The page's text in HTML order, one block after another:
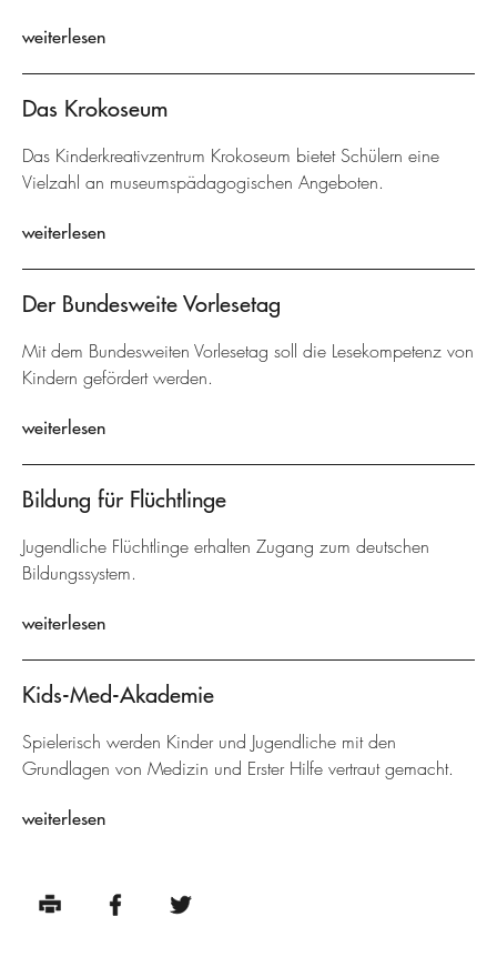
weiterlesen
Das Krokoseum
Das Kinderkreativzentrum Krokoseum bietet Schülern eine
Vielzahl an museumspädagogischen Angeboten.
weiterlesen
Der Bundesweite Vorlesetag
Mit dem Bundesweiten Vorlesetag soll die Lesekompetenz von
Kindern gefördert werden.
weiterlesen
Bildung für Flüchtlinge
Jugendliche Flüchtlinge erhalten Zugang zum deutschen
Bildungssystem.
weiterlesen
Kids-Med-Akademie
Spielerisch werden Kinder und Jugendliche mit den
Grundlagen von Medizin und Erster Hilfe vertraut gemacht.
weiterlesen